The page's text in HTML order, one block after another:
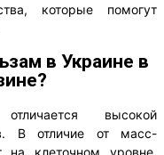
которые помогут
в Украине в
высокой
В отличие от масс-